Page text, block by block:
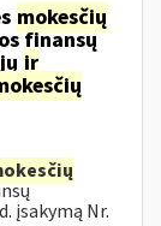
mokesčių
finansų
ir
įsakymą Nr.